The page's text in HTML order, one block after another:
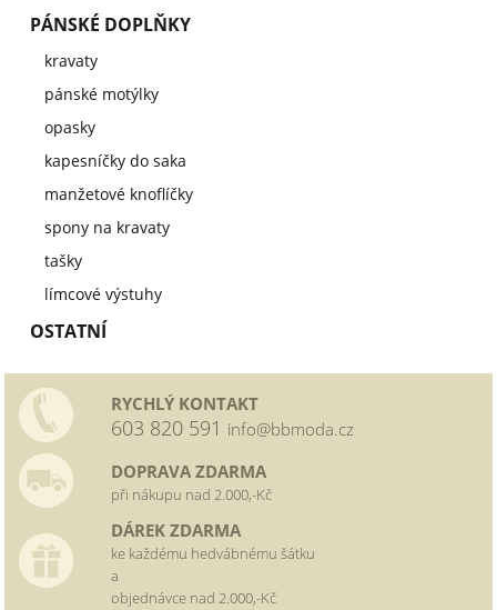
PÁNSKÉ DOPLŇKY
kravaty
pánské motýlky
opasky
kapesníčky do saka
manžetové knoflíčky
spony na kravaty
tašky
límcové výstuhy
OSTATNÍ
RYCHLÝ KONTAKT
603 820 591 info@bbmoda.cz
DOPRAVA ZDARMA
při nákupu nad 2.000,-Kč
DÁREK ZDARMA
ke každému hedvábnému šátku
a
objednávce nad 2.000,-Kč